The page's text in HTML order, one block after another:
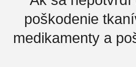
poškodenie
medikamenty a